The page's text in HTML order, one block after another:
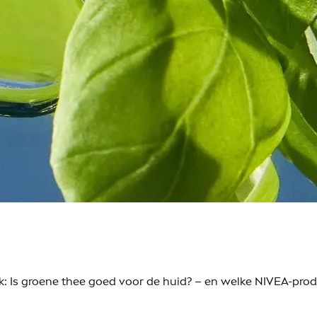
Is groene thee goed voor de huid? – en welke NIVEA-